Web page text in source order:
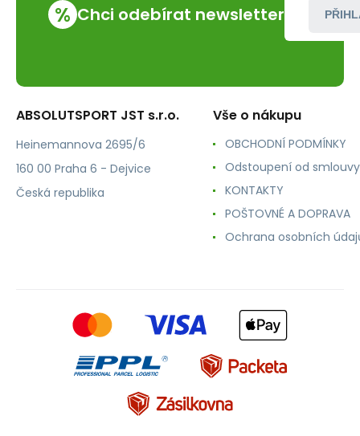
% Chci odebírat newsletter
ABSOLUTSPORT JST s.r.o.
Heinemannova 2695/6
160 00 Praha 6 - Dejvice
Česká republika
Vše o nákupu
OBCHODNÍ PODMÍNKY
Odstoupení od smlouvy
KONTAKTY
POŠTOVNÉ A DOPRAVA
Ochrana osobních